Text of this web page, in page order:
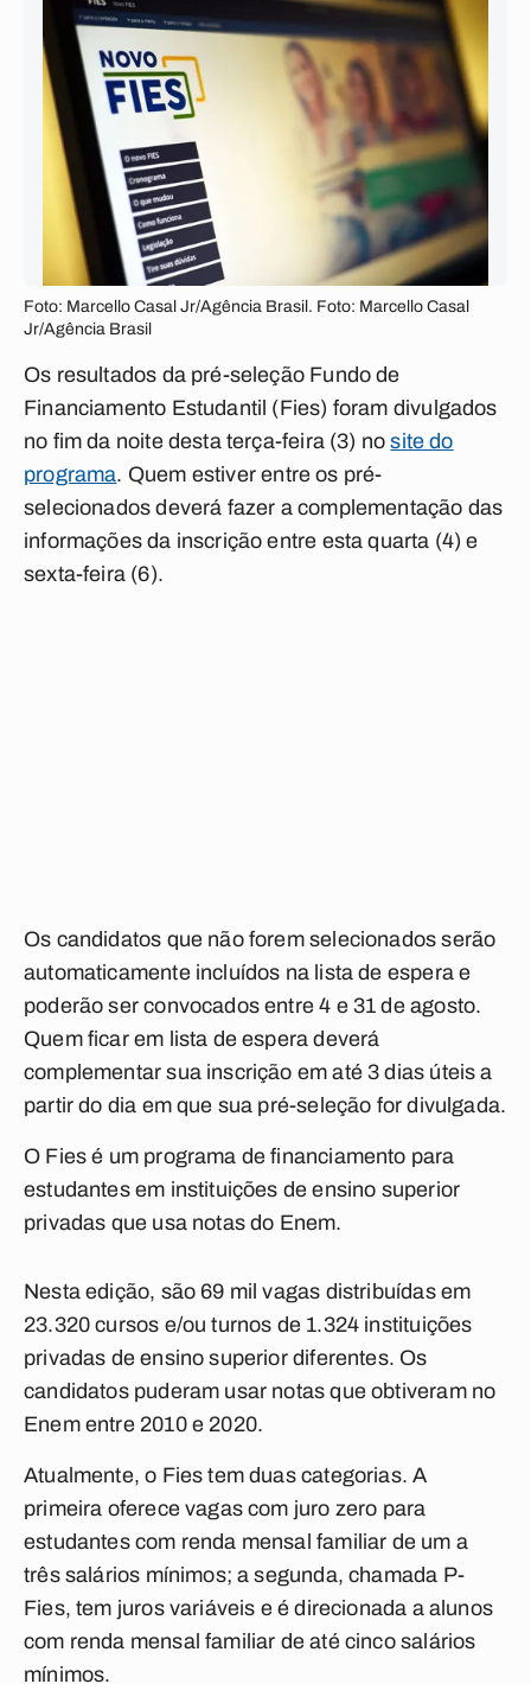
Foto: Marcello Casal Jr/Agência Brasil. Foto: Marcello Casal
Jr/Agência Brasil
Os resultados da pré-seleção Fundo de
Financiamento Estudantil (Fies) foram divulgados
no fim da noite desta terça-feira (3) nosite do
programa. Quem estiver entre os pré-
selecionados deverá fazer a complementação das
informações da inscrição entre esta quarta (4) e
sexta-feira (6).
Os candidatos que não forem selecionados serão
automaticamente incluídos na lista de espera e
poderão ser convocados entre 4 e 31 de agosto.
Quem ficar em lista de espera deverá
complementar sua inscrição em até 3 dias úteis a
partir do dia em que sua pré-seleção for divulgada.
O Fies é um programa de financiamento para
estudantes em instituições de ensino superior
privadas que usa notas do Enem.
Nesta edição, são 69 mil vagas distribuídas em
23.320 cursos e/ou turnos de 1.324 instituições
privadas de ensino superior diferentes. Os
candidatos puderam usar notas que obtiveram no
Enem entre 2010 e 2020.
Atualmente, o Fies tem duas categorias. A
primeira oferece vagas com juro zero para
estudantes com renda mensal familiar de um a
três salários mínimos; a segunda, chamada P-
Fies, tem juros variáveis e é direcionada a alunos
com renda mensal familiar de até cinco salários
mínimos.